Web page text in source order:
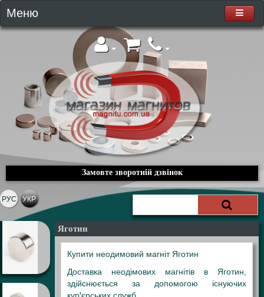
Меню
Замовте зворотній дзвінок
РУС УКР
Яготин
Купити неодимовий магніт Яготин
Доставка неодімових магнітів в Яготин,
здійснюється за допомогою існуючих